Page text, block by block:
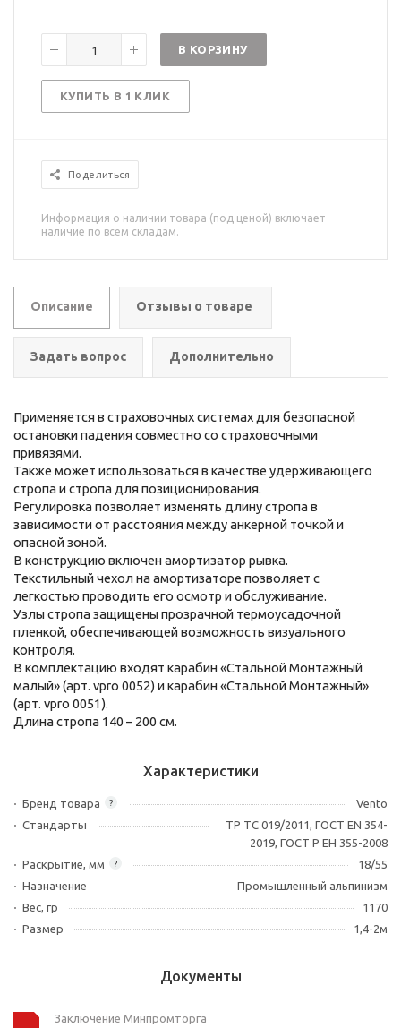
В КОРЗИНУ
КУПИТЬ В 1 КЛИК
Поделиться
Информация о наличии товара (под ценой) включает
наличие по всем складам.
Описание Отзывы о товаре
Задать вопрос Дополнительно
Применяется в страховочных системах для безопасной
остановки падения совместно со страховочными
привязями.
Также может использоваться в качестве удерживающего
стропа и стропа для позиционирования.
Регулировка позволяет изменять длину стропа в
зависимости от расстояния между анкерной точкой и
опасной зоной.
В конструкцию включен амортизатор рывка.
Текстильный чехол на амортизаторе позволяет с
легкостью проводить его осмотр и обслуживание.
Узлы стропа защищены прозрачной термоусадочной
пленкой, обеспечивающей возможность визуального
контроля.
В комплектацию входят карабин «Стальной Монтажный
малый» (арт. vpro 0052) и карабин «Стальной Монтажный»
(арт. vpro 0051).
Длина стропа 140 – 200 см.
Характеристики
?
Бренд товара
Vento
Стандарты
ТР ТС 019/2011, ГОСТ EN 354-
2019, ГОСТ Р ЕН 355-2008
?
Раскрытие, мм
18/55
Назначение
Промышленный альпинизм
Вес, гр
1170
Размер
1,4-2м
Документы
Заключение Минпромторга